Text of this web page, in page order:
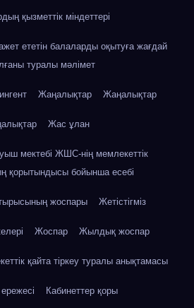
қызметтік міндеттері
ететін балаларды оқытуға жағдай
туралы мәлімет
Жаңалықтар Жаңалықтар
Жас ұлан
мектебі ЖШС-нің мемлекеттік
қорытындысы бойынша есебі
жоспары Жетістігміз
Жоспар Жылдық жоспар
қайта тіркеу туралы анықтамасы
ережесі Кабинеттер қоры